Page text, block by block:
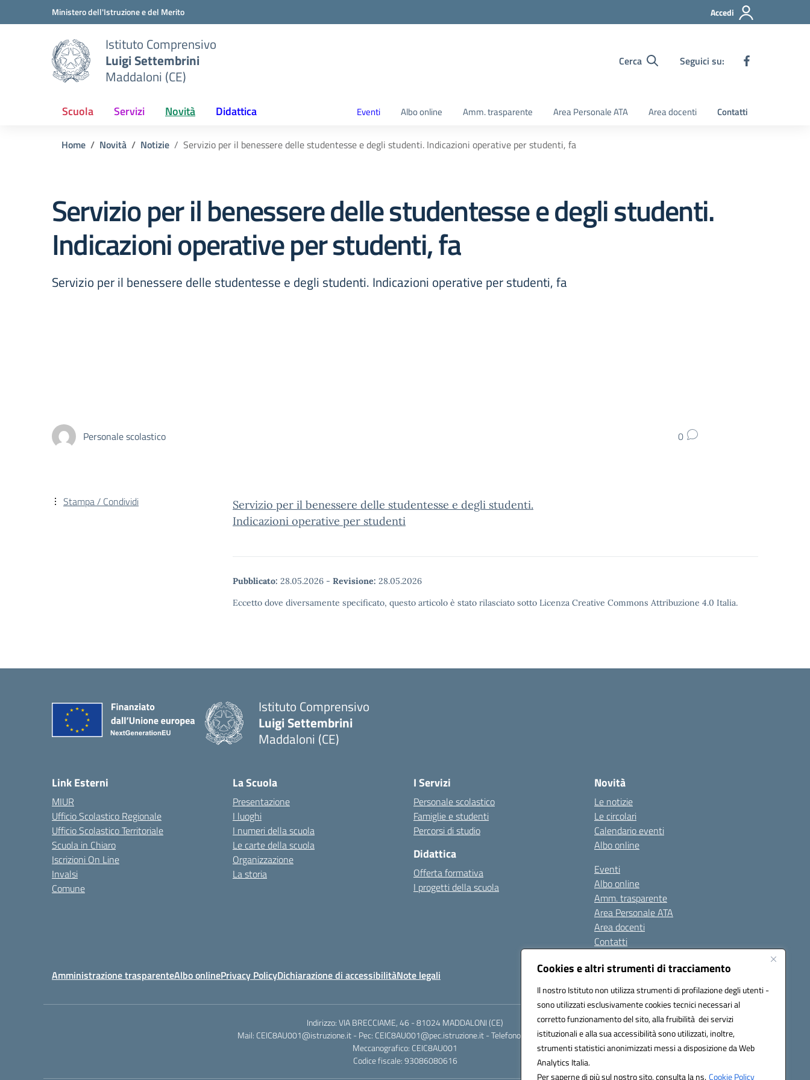
Cookies e altri strumenti di tracciamento
Il nostro Istituto non utilizza strumenti di profilazione degli utenti -
sono utilizzati esclusivamente cookies tecnici necessari al
corretto funzionamento del sito, alla fruibilità dei servizi
istituzionali e alla sua accessibilità sono utilizzati, inoltre,
strumenti statistici anonimizzati messi a disposizione da Web
Analytics Italia.
Per saperne di più sul nostro sito, consulta la ns.Cookie Policy
Vai ai contenuti
Vai al menu di navigazioneMinistero dell'Istruzione e del Merito Accedi
Istituto Comprensivo
Luigi Settembrini
Maddaloni (CE)
Cerca Seguici su:
Scuola Servizi Novità Didattica Eventi Albo online Amm. trasparente Area Personale ATA Area docenti Contatti
Home Novità Notizie Servizio per il benessere delle studentesse e degli studenti. Indicazioni operative per studenti, fa
Servizio per il benessere delle studentesse e degli studenti.
Indicazioni operative per studenti, fa
Servizio per il benessere delle studentesse e degli studenti. Indicazioni operative per studenti, fa
Personale scolastico 0
Servizio per il benessere delle studentesse e degli studenti.
Indicazioni operative per studenti
Pubblicato: 28.05.2026 - Revisione: 28.05.2026
Eccetto dove diversamente specificato, questo articolo è stato rilasciato sotto Licenza Creative Commons Attribuzione 4.0 Italia.
Stampa / Condividi
Istituto Comprensivo
Luigi Settembrini
Maddaloni (CE)
Link Esterni
MIUR
Ufficio Scolastico Regionale
Ufficio Scolastico Territoriale
Scuola in Chiaro
Iscrizioni On Line
Invalsi
Comune
La Scuola
Presentazione
I luoghi
I numeri della scuola
Le carte della scuola
Organizzazione
La storia
I Servizi
Personale scolastico
Famiglie e studenti
Percorsi di studio
Didattica
Offerta formativa
I progetti della scuola
Novità
Le notizie
Le circolari
Calendario eventi
Albo online
Eventi
Albo online
Amm. trasparente
Area Personale ATA
Area docenti
Contatti
Amministrazione trasparenteAlbo onlinePrivacy PolicyDichiarazione di accessibilitàNote legali
Indirizzo: VIA BRECCIAME, 46 - 81024 MADDALONI (CE)
Mail: CEIC8AU001@istruzione.it - Pec: CEIC8AU001@pec.istruzione.it - Telefono: 0823408721
Meccanografico: CEIC8AU001
Codice fiscale: 93086080616